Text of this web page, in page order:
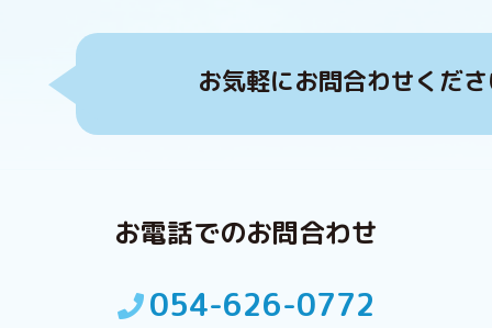
お気軽にお問合わせくだ
お電話でのお問合わせ
054-626-0772